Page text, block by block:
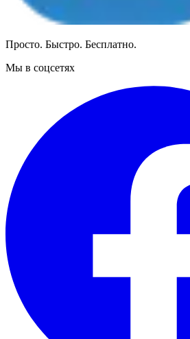
Просто. Быстро. Бесплатно.
Мы в соцсетях